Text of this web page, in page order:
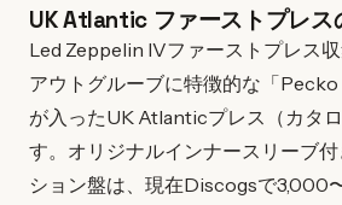
UK Atlantic ファーストプレス
Led Zeppelin IVファーストプレス
アウトグルーブに特徴的な「
が入ったUK Atlanticプレス（カタ
す。オリジナルインナースリーブ
ション盤は、現在Discogsで3,000